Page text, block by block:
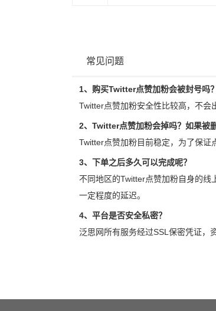
常见问题
1、购买Twitter点赞加粉会被封号吗？
Twitter点赞加粉安全性比较高，不会
2、Twitter点赞加粉会掉吗？如果被
Twitter点赞加粉目前稳定，为了保证
3、下单之后多久可以完成呢？
不同地区的Twitter点赞加粉自身的线
一定程度的延迟。
4、平台是否安全私密？
泛思网所有服务经过SSL保密凭证，